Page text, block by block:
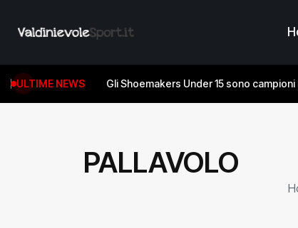
ULTIME NEWS Gli Shoemakers Under 15 sono
PALLAVOLO